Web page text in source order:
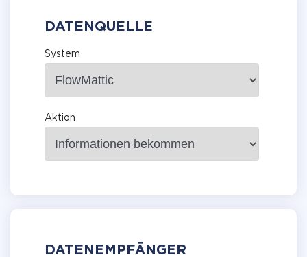
DATENQUELLE
System
Aktion
DATENEMPFÄNGER